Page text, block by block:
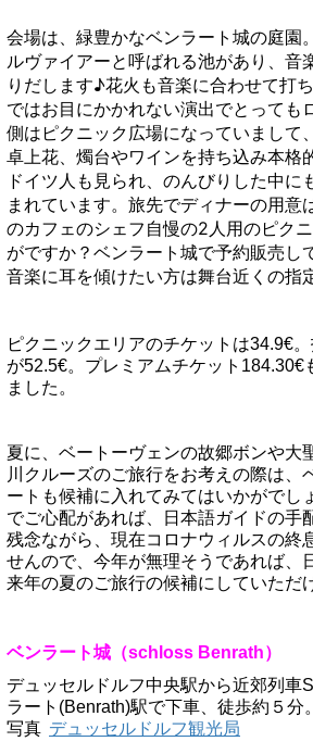
会場は、緑豊かなベンラート城の庭園
ルヴァイアーと呼ばれる池があり、音
りだします♪花火も音楽に合わせて
ではお目にかかれない演出でとっても
側はピクニック広場になっていまして
卓上花、燭台やワインを持ち込み本格
ドイツ人も見られ、のんびりした中に
まれています。旅先でディナーの用意
のカフェのシェフ自慢の2人用のピク
がですか？ベンラート城で予約販売し
音楽に耳を傾けたい方は舞台近くの指
ピクニックエリアのチケットは34.9€
が52.5€。プレミアムチケット184.30€
ました。
夏に、ベートーヴェンの故郷ボンや大
川クルーズのご旅行をお考えの際は、
ートも候補に入れてみてはいかがでし
でご心配があれば、日本語ガイドの手
残念ながら、現在コロナウィルスの終
せんので、今年が無理そうであれば、
来年の夏のご旅行の候補にしていただ
ベンラート城（schloss Benrath）
デュッセルドルフ中央駅から近郊列車
ラート(Benrath)駅で下車、徒歩約５分。
写真 デュッセルドルフ観光局